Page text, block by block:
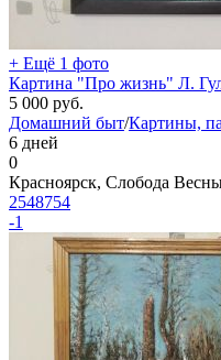
+ Ещё 1 фото
Картина "Про жизнь" Л.
5 000 руб.
Домашний быт/Картины,
6 дней
0
Красноярск, Слобода
2548754
-1